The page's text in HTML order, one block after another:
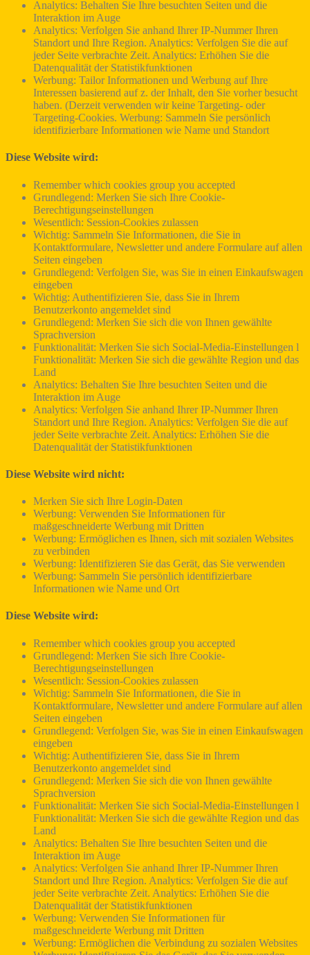
Analytics: Behalten Sie Ihre besuchten Seiten und die
Interaktion im Auge
Analytics: Verfolgen Sie anhand Ihrer IP-Nummer Ihren
Standort und Ihre Region. Analytics: Verfolgen Sie die auf
jeder Seite verbrachte Zeit. Analytics: Erhöhen Sie die
Datenqualität der Statistikfunktionen
Werbung: Tailor Informationen und Werbung auf Ihre
Interessen basierend auf z. der Inhalt, den Sie vorher besucht
haben. (Derzeit verwenden wir keine Targeting- oder
Targeting-Cookies. Werbung: Sammeln Sie persönlich
identifizierbare Informationen wie Name und Standort
Diese Website wird:
Remember which cookies group you accepted
Grundlegend: Merken Sie sich Ihre Cookie-
Berechtigungseinstellungen
Wesentlich: Session-Cookies zulassen
Wichtig: Sammeln Sie Informationen, die Sie in
Kontaktformulare, Newsletter und andere Formulare auf allen
Seiten eingeben
Grundlegend: Verfolgen Sie, was Sie in einen Einkaufswagen
eingeben
Wichtig: Authentifizieren Sie, dass Sie in Ihrem
Benutzerkonto angemeldet sind
Grundlegend: Merken Sie sich die von Ihnen gewählte
Sprachversion
Funktionalität: Merken Sie sich Social-Media-Einstellungen l
Funktionalität: Merken Sie sich die gewählte Region und das
Land
Analytics: Behalten Sie Ihre besuchten Seiten und die
Interaktion im Auge
Analytics: Verfolgen Sie anhand Ihrer IP-Nummer Ihren
Standort und Ihre Region. Analytics: Verfolgen Sie die auf
jeder Seite verbrachte Zeit. Analytics: Erhöhen Sie die
Datenqualität der Statistikfunktionen
Diese Website wird nicht:
Merken Sie sich Ihre Login-Daten
Werbung: Verwenden Sie Informationen für
maßgeschneiderte Werbung mit Dritten
Werbung: Ermöglichen es Ihnen, sich mit sozialen Websites
zu verbinden
Werbung: Identifizieren Sie das Gerät, das Sie verwenden
Werbung: Sammeln Sie persönlich identifizierbare
Informationen wie Name und Ort
Diese Website wird:
Remember which cookies group you accepted
Grundlegend: Merken Sie sich Ihre Cookie-
Berechtigungseinstellungen
Wesentlich: Session-Cookies zulassen
Wichtig: Sammeln Sie Informationen, die Sie in
Kontaktformulare, Newsletter und andere Formulare auf allen
Seiten eingeben
Grundlegend: Verfolgen Sie, was Sie in einen Einkaufswagen
eingeben
Wichtig: Authentifizieren Sie, dass Sie in Ihrem
Benutzerkonto angemeldet sind
Grundlegend: Merken Sie sich die von Ihnen gewählte
Sprachversion
Funktionalität: Merken Sie sich Social-Media-Einstellungen l
Funktionalität: Merken Sie sich die gewählte Region und das
Land
Analytics: Behalten Sie Ihre besuchten Seiten und die
Interaktion im Auge
Analytics: Verfolgen Sie anhand Ihrer IP-Nummer Ihren
Standort und Ihre Region. Analytics: Verfolgen Sie die auf
jeder Seite verbrachte Zeit. Analytics: Erhöhen Sie die
Datenqualität der Statistikfunktionen
Werbung: Verwenden Sie Informationen für
maßgeschneiderte Werbung mit Dritten
Werbung: Ermöglichen die Verbindung zu sozialen Websites